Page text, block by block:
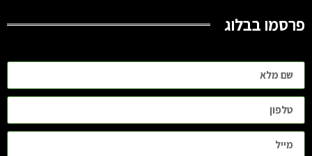
פרסמו בבלוג